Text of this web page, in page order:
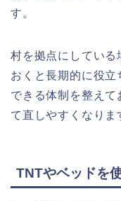
す。
村を拠点にしている
おくと長期的に役
できる体制を整え
て直しやすくなりま
TNTやベッドを